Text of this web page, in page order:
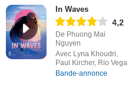
In Waves
4,2
De Phuong Mai
Nguyen
Avec Lyna Khoudri,
Paul Kircher, Rio Vega
Bande-annonce